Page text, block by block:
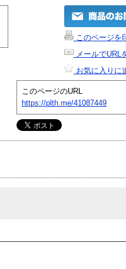
このページを
メールでURL
お気に入りに
このページのURL
https://plth.me/41087449